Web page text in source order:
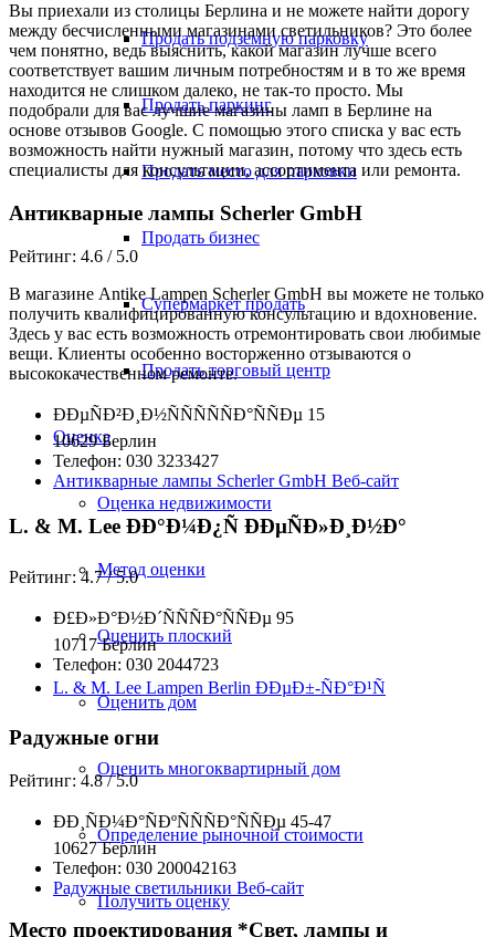
Продать подземную парковку
Продать паркинг
Продать место для парковки
Продать бизнес
Супермаркет продать
Продать торговый центр
Оценка
Оценка недвижимости
Метод оценки
Оценить плоский
Оценить дом
Оценить многоквартирный дом
Определение рыночной стоимости
Получить оценку
Вы приехали из столицы Берлина и не можете найти дорогу
между бесчисленными магазинами светильников? Это более
чем понятно, ведь выяснить, какой магазин лучше всего
соответствует вашим личным потребностям и в то же время
находится не слишком далеко, не так-то просто. Мы
подобрали для вас лучшие магазины ламп в Берлине на
основе отзывов Google. С помощью этого списка у вас есть
возможность найти нужный магазин, потому что здесь есть
специалисты для консультации, ассортимента или ремонта.
Антикварные лампы Scherler GmbH
Рейтинг: 4.6 / 5.0
В магазине Antike Lampen Scherler GmbH вы можете не только
получить квалифицированную консультацию и вдохновение.
Здесь у вас есть возможность отремонтировать свои любимые
вещи. Клиенты особенно восторженно отзываются о
высококачественном ремонте.
ÐÐµÑÐ²Ð¸Ð½ÑÑÑÑÑÐ°ÑÑÐµ 15
10629 Берлин
Телефон: 030 3233427
Антикварные лампы Scherler GmbH Веб-сайт
L. & M. Lee ÐÐ°Ð¼Ð¿Ñ ÐÐµÑÐ»Ð¸Ð½Ð°
Рейтинг: 4.7 / 5.0
Ð£Ð»Ð°Ð½Ð´ÑÑÑÐ°ÑÑÐµ 95
10717 Берлин
Телефон: 030 2044723
L. & M. Lee Lampen Berlin ÐÐµÐ±-ÑÐ°Ð¹Ñ
Радужные огни
Рейтинг: 4.8 / 5.0
ÐÐ¸ÑÐ¼Ð°ÑÐºÑÑÑÐ°ÑÑÐµ 45-47
10627 Берлин
Телефон: 030 200042163
Радужные светильники Веб-сайт
Место проектирования *Свет, лампы и